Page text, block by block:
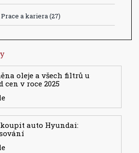
Prace a kariera(27)
oleje a všech filtrů u
cen v roce 2025
auto Hyundai: